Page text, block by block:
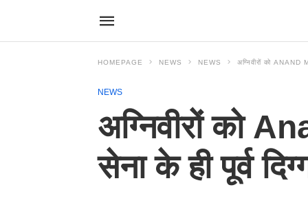
HOMEPAGE NEWS NEWS अग्निवीरों को
NEWS
अग्निवीरों को
सेना के ही पूर्व